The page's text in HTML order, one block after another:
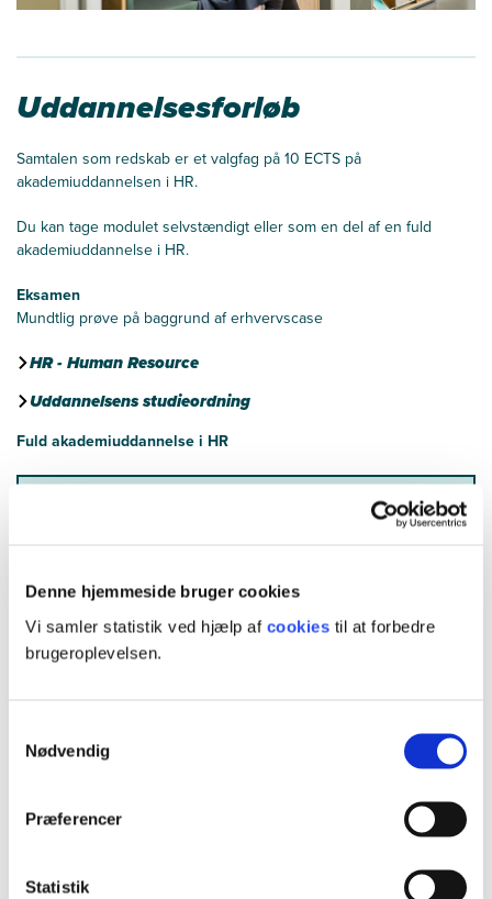
Denne hjemmeside bruger cookies
Vi samler statistik ved hjælp af cookies til at forbedre
brugeroplevelsen.
Nødvendig
Præferencer
Statistik
Uddannelsesforløb
Samtalen som redskab er et valgfag på 10 ECTS på
akademiuddannelsen i HR.
Du kan tage modulet selvstændigt eller som en del af en fuld
akademiuddannelse i HR.
Eksamen
Mundtlig prøve på baggrund af erhvervscase
HR - Human Resource
Uddannelsens studieordning
Fuld akademiuddannelse i HR
Obligatoriske moduler
10 ECTS
støttemuligheder - afhængig af, hvor du er ansat.